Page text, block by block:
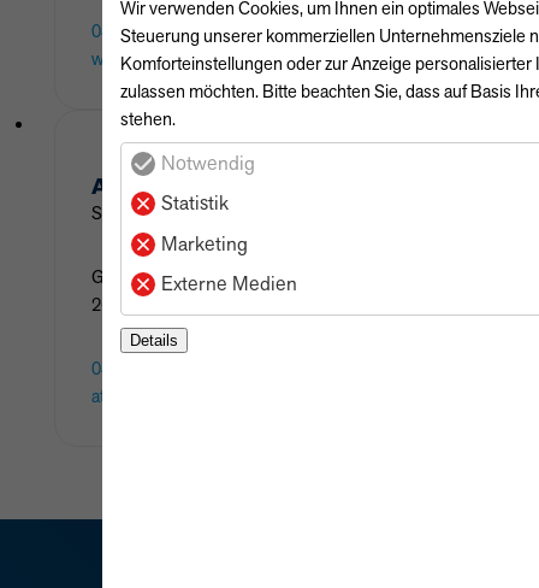
04421 / 756 4-0
wilhelmshaven@wandscher-gruppe.de
ATHANASIOS
Standortleiter | Verkaufsleiter Kia, Mitsubishi & GWM
Güterstraße88-90
26389
04421 / 7564-27
athanasios.darellas@wandscher-gruppe.de
Wir verwenden Cookies, um Ihnen ein optimales
Steuerung unserer kommerziellen Unternehmensziele
Komforteinstellungen oder zur Anzeige
zulassen möchten. Bitte beachten Sie, dass auf Basis
stehen.
Notwendig
Statistik
Marketing
Externe Medien
Details